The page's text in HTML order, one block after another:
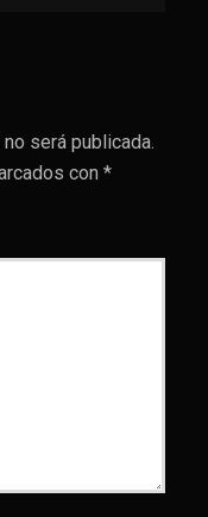
será publicada.
con *